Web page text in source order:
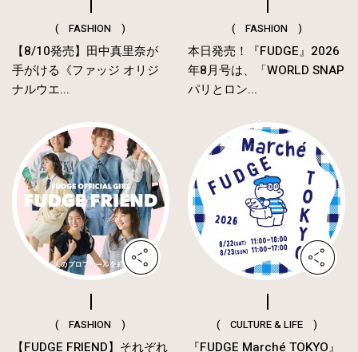
( FASHION )
【8/10発売】田中真里奈が
手がける《ファッジ オリジ
ナルウエ...
( FASHION )
本日発売！『FUDGE』2026
年8月号は、「WORLD SNAP
パリとロン...
( FASHION )
【FUDGE FRIEND】それぞれ
( CULTURE & LIFE )
『FUDGE Marché TOKYO』